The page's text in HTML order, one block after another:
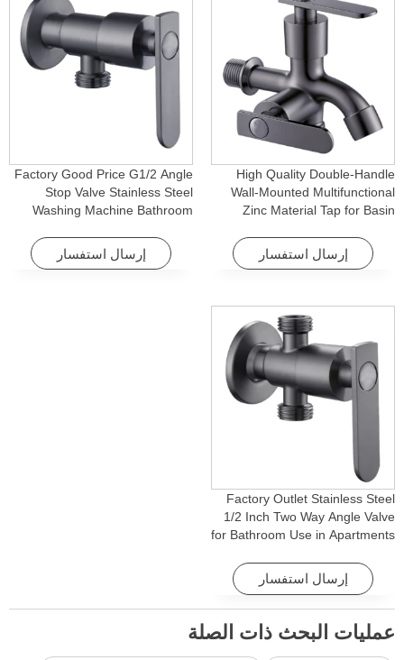
High Quality Double-Handle
Wall-Mounted Multifunctional
Zinc Material Tap for Basin
Homes
إرسال استفسار
Factory Good Price G1/2 Angle
Stop Valve Stainless Steel
Washing Machine Bathroom
Apartments & Hotels
إرسال استفسار
Factory Outlet Stainless Steel
1/2 Inch Two Way Angle Valve
for Bathroom Use in Apartments
إرسال استفسار
عمليات البحث ذات الصلة